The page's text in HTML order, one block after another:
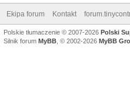
Ekipa forum Kontakt
Polskie tłumaczenie © 2007-2026 Polski
Silnik forum MyBB , © 2002-2026 MyBB